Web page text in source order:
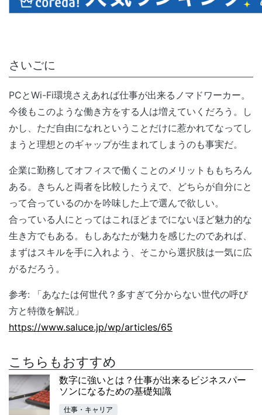
さいごに
PCとWi-Fi環境さえあれば仕事が出来るノマドワーカー。
今後もこのような働き方をする人は増えていくだろう。し
かし、ただ自由になれということだけに惹かれてなってし
まうと理想とのギャップが生まれてしまうのも事実だ。
企業に勤務してオフィスで働くことのメリットももちろん
ある。きちんと両者を比較したうえで、どちらが自分にと
って合っているのかを吟味した上で選んで欲しい。
合っている人にとってはこれほどまでにないほど魅力的な
生き方でもある。もしあなたが魅力を感じたのであれば、
まずはスキルを手に入れよう、そこから選択肢は一気に広
がるだろう。
参考: 「あなたは何世代？多すぎて分からない世代の呼び
方と特徴を解説」
https://www.saluce.jp/wp/articles/65
こちらもおすすめ
数字に強いとは？仕事が出来るビジネスパー
ソンになるための基礎知識
仕事・キャリア